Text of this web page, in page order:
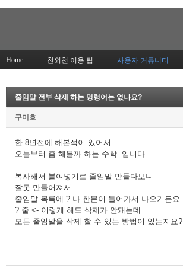
Home 천외천 이용 팁 사용자 커뮤니티
줄임말 전부 삭제 하는 명령어는 없나요?
구미호
한 8년전에 해본적이 있어서
오늘부터 좀 해볼까 하는 수학 입니다.
복사해서 붙여넣기로 줄임말 만들다보니
잘못 만들어져서
줄임말 목록에 ? 나 한문이 들어가서 나오거든요
? 줄 <- 이렇게 해도 삭제가 안돼는데
모든 줄임말을 삭제 할 수 있는 방법이 있는지요?